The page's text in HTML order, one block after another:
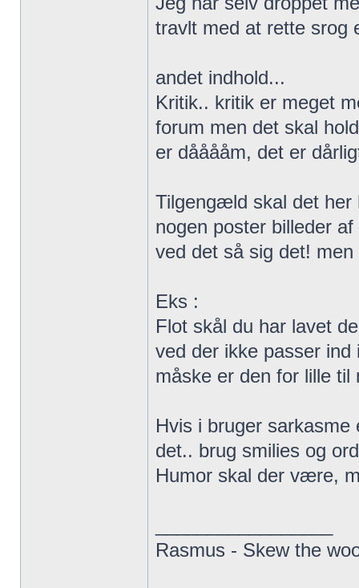
travlt med at rette srog
andet indhold...
Kritik.. kritik er meget
forum men det skal
er dååååm, det er
Tilgengæld skal det
nogen poster billeder
ved det så sig det!
Eks :
Flot skål du har lavet
ved der ikke passer
måske er den for lille til
Hvis i bruger
det.. brug smilies og
Humor skal der være,
Rasmus - Skew the